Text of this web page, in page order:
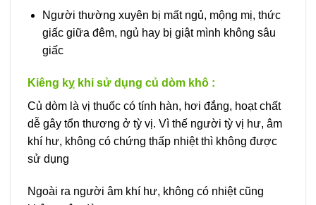
Người thường xuyên bị mất ngủ, mộng mị, thức
giấc giữa đêm, ngủ hay bị giật mình không sâu
giấc
Kiêng kỵ khi sử dụng củ dòm khô :
Củ dòm là vị thuốc có tính hàn, hơi đắng, hoạt chất
dễ gây tổn thương ở tỳ vị. Vì thế người tỳ vị hư, âm
khí hư, không có chứng thấp nhiệt thì không được
sử dụng
Ngoài ra người âm khí hư, không có nhiệt cũng